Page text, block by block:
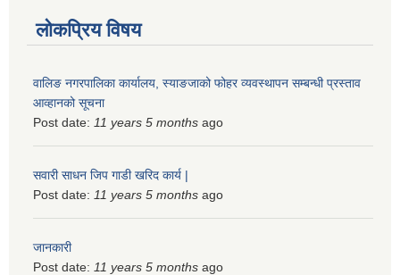
लोकप्रिय विषय
वालिङ नगरपालिका कार्यालय, स्याङजाको फोहर व्यवस्थापन सम्बन्धी प्रस्ताव
आव्हानको सूचना
Post date: 11 years 5 months ago
सवारी साधन जिप गाडी खरिद कार्य |
Post date: 11 years 5 months ago
जानकारी
Post date: 11 years 5 months ago